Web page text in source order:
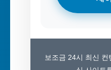
보조금 24시 최신